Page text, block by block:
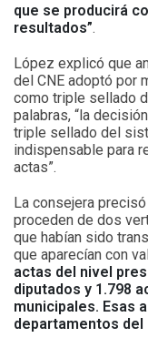
que se producirá
resultados”.
López explicó que
del CNE adoptó por
como triple sellado
palabras, “la
triple sellado del
indispensable para
actas”.
La consejera
proceden de dos
que habían sido
que aparecían con
actas del nivel
diputados y 1.798
municipales. Esas
departamentos del